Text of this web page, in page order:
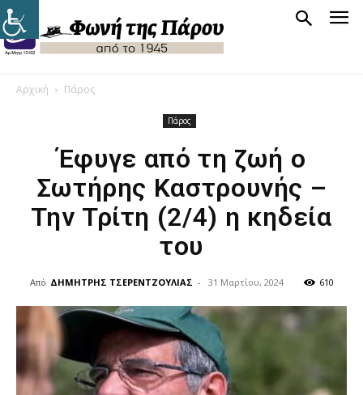
Αρχική Πάρος
Πάρος
Έφυγε από τη ζωή ο
Σωτήρης Καστρουνής –
Την Τρίτη (2/4) η κηδεία
του
Από ΔΗΜΗΤΡΗΣ ΤΣΕΡΕΝΤΖΟΥΛΙΑΣ - 31 Μαρτίου, 2024 610